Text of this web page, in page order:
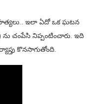
ఇలా ఏదో ఒక ఘటన
చంపేసి నిప్పంటించారు. ఇది
కొనసాగుతోంది.